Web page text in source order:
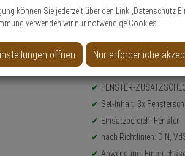
Produktinformationen
FENSTER-
Set-Inhalt: 3x
Einsatzbereich: Fenster
nach Richtlinien: DIN,
Anwendung:
können Sie jederzeit über den Link „Datenschutz
verwenden wir nur notwendige Cookies.
öffnen Nur erforderliche